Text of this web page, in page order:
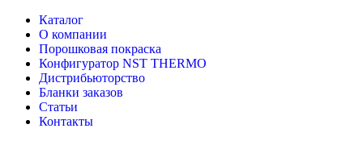
Каталог
О компании
Порошковая покраска
Конфигуратор NST THERMO
Дистрибьюторство
Бланки заказов
Статьи
Контакты